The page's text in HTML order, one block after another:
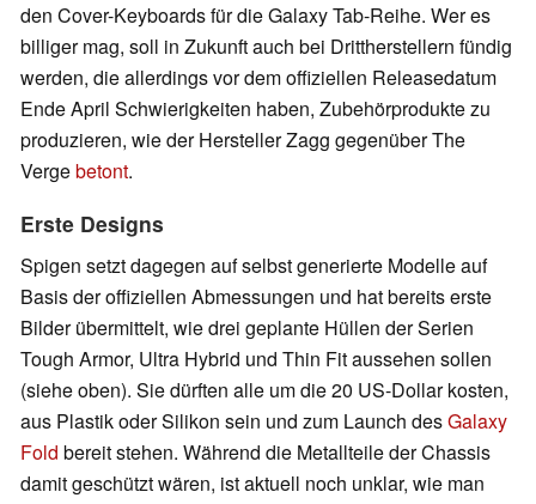
den Cover-Keyboards für die Galaxy Tab-Reihe. Wer es
billiger mag, soll in Zukunft auch bei Drittherstellern fündig
werden, die allerdings vor dem offiziellen Releasedatum
Ende April Schwierigkeiten haben, Zubehörprodukte zu
produzieren, wie der Hersteller Zagg gegenüber The
Vergebetont.
Erste Designs
Spigen setzt dagegen auf selbst generierte Modelle auf
Basis der offiziellen Abmessungen und hat bereits erste
Bilder übermittelt, wie drei geplante Hüllen der Serien
Tough Armor, Ultra Hybrid und Thin Fit aussehen sollen
(siehe oben). Sie dürften alle um die 20 US-Dollar kosten,
aus Plastik oder Silikon sein und zum Launch desGalaxy
Fold bereit stehen. Während die Metallteile der Chassis
damit geschützt wären, ist aktuell noch unklar, wie man